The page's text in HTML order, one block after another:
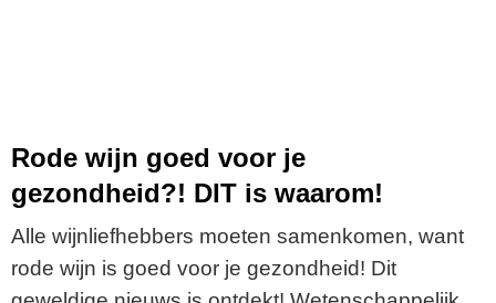
Rode wijn goed voor je
gezondheid?! DIT is waarom!
Alle wijnliefhebbers moeten samenkomen, want
rode wijn is goed voor je gezondheid! Dit